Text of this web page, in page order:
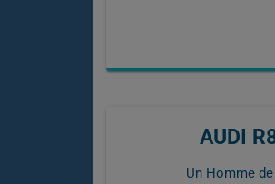
AUDI
Un Homme